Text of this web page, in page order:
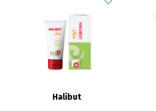
Halibut